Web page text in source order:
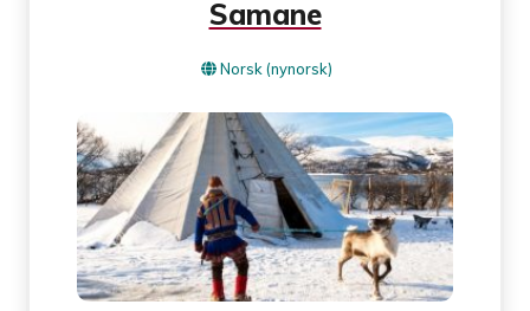
Samane
Norsk (nynorsk)